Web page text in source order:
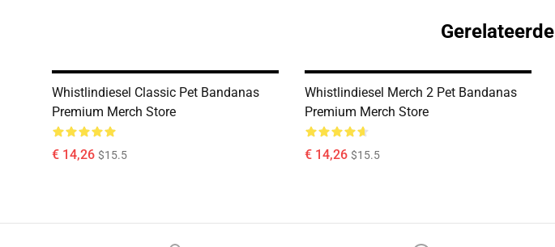
Whistlindiesel Classic Pet Bandanas
Premium Merch Store
€ 14,26 $15.5
Whistlindiesel Merch 2 Pet Bandanas
Premium Merch Store
€ 14,26 $15.5